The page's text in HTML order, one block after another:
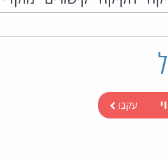
עקבו